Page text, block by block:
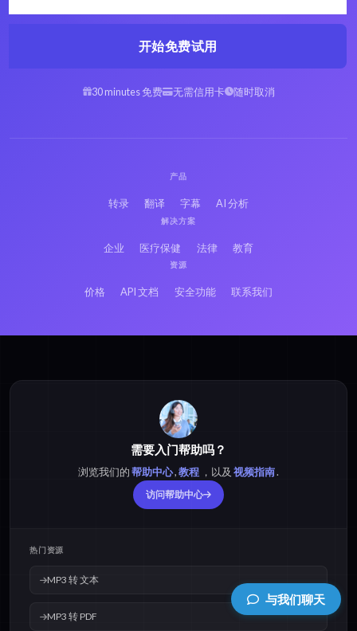
开始免费试用
30 minutes 免费 无需信用卡 随时取消
产品
转录 翻译 字幕 AI 分析
解决方案
企业 医疗保健 法律 教育
资源
价格 API 文档 安全功能 联系我们
需要入门帮助吗？
浏览我们的帮助中心,教程 ，以及 视频指南.
访问帮助中心
热门资源
MP3 转 文本
MP3 转 PDF
与我们聊天